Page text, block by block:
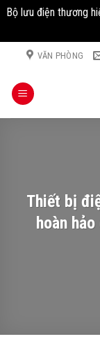
Bộ lưu điện thương
Chuyển
dung
VĂN PHÒNG
Thiết bị
hoàn